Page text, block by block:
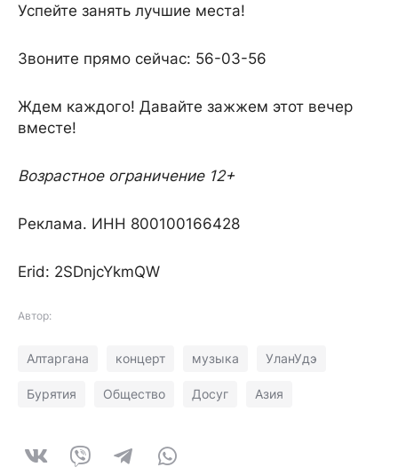
Успейте занять лучшие места!
Звоните прямо сейчас: 56-03-56
Ждем каждого! Давайте зажжем этот вечер
вместе!
Возрастное ограничение 12+
Реклама. ИНН 800100166428
Erid: 2SDnjcYkmQW
Автор:
Алтаргана концерт музыка УланУдэ
Бурятия Общество Досуг Азия